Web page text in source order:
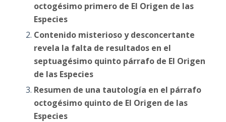
octogésimo primero de El Origen de las
Especies
Contenido misterioso y desconcertante
revela la falta de resultados en el
septuagésimo quinto párrafo de El Origen
de las Especies
Resumen de una tautología en el párrafo
octogésimo quinto de El Origen de las
Especies